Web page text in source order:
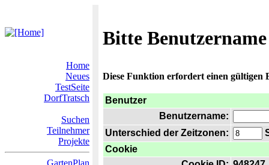
Bitte
Home
Neues
TestSeite
DorfTratsch
Suchen
Teilnehmer
Projekte
GartenPlan
Diese Funktion erfordert einen gültigen
Benutzer
Benutzername:
Unterschied der Zeitzonen:
Cookie